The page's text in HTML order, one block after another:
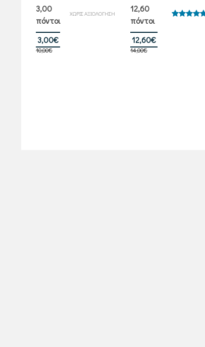
ΧΩΡΙΣ ΑΞΙΟΛΟΓΗΣΗ
3,00
πόντοι
10,00€
price
3,00€
τρέχουσα
Βαθμολογήθηκε
12,60
πόντοι
14,00€
price
12,60€
τρέχουσα